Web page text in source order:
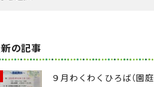
の記事
９月わくわくひろば（園庭